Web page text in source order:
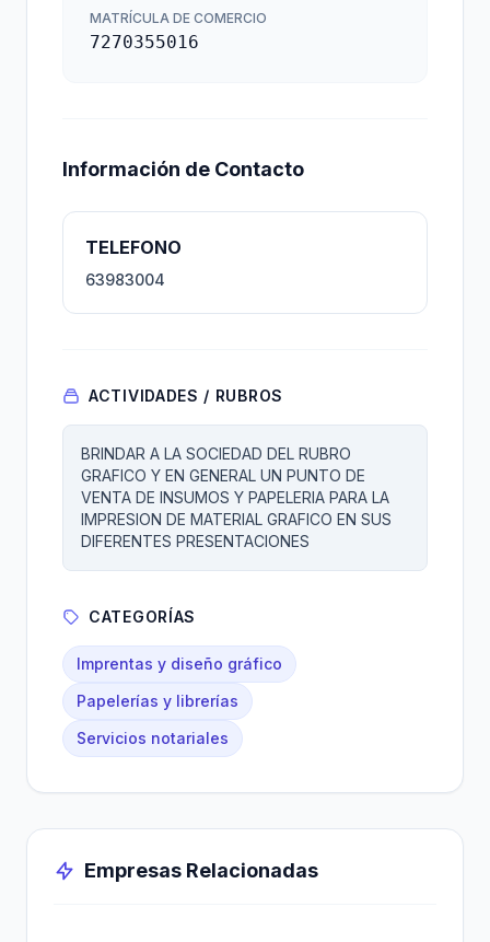
MATRÍCULA DE COMERCIO
7270355016
Información de Contacto
TELEFONO
63983004
ACTIVIDADES / RUBROS
BRINDAR A LA SOCIEDAD DEL RUBRO
GRAFICO Y EN GENERAL UN PUNTO DE
VENTA DE INSUMOS Y PAPELERIA PARA LA
IMPRESION DE MATERIAL GRAFICO EN SUS
DIFERENTES PRESENTACIONES
CATEGORÍAS
Imprentas y diseño gráfico
Papelerías y librerías
Servicios notariales
Empresas Relacionadas